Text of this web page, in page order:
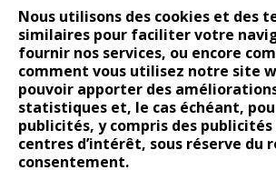
Nous utilisons des cookies et des
similaires pour faciliter votre
fournir nos services, ou encore
comment vous utilisez notre site
pouvoir apporter des
statistiques et, le cas échéant,
publicités, y compris des publicités
centres d’intérêt, sous réserve du
consentement.
14 juillet : nouveau film de marque pour
Renault Espace : voyage, voyage…
Peugeot E-208 GTi : naissance d’une légende
COMMENTAIRES RÉCENTS
Bernard DardartdansDacia Sandero : pour